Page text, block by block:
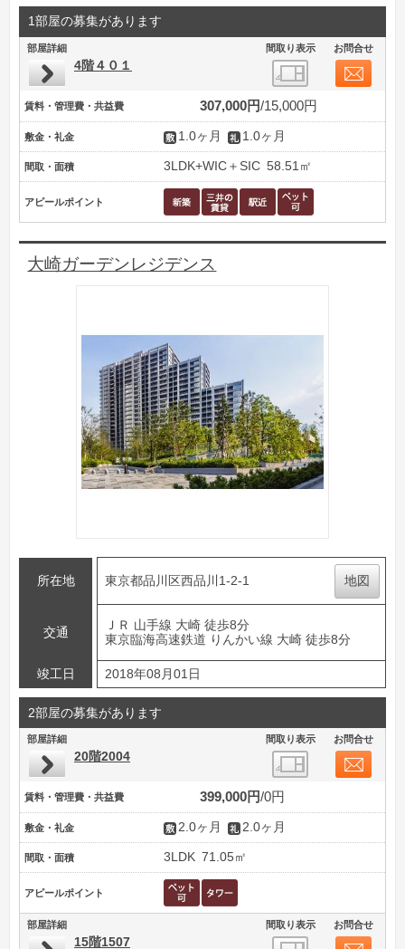
1部屋の募集があります
部屋詳細 間取り表示 お問合せ
4階４０１
賃料・管理費・共益費 307,000円 15,000円
敷金・礼金 1.0ヶ月 1.0ヶ月
間取・面積 3LDK+WIC＋SIC 58.51㎡
アピールポイント
大崎ガーデンレジデンス
所在地 東京都品川区西品川1-2-1 地図
交通
ＪＲ 山手線 大崎 徒歩8分
東京臨海高速鉄道 りんかい線 大崎 徒歩8分
竣工日 2018年08月01日
2部屋の募集があります
部屋詳細 間取り表示 お問合せ
20階2004
賃料・管理費・共益費 399,000円 0円
敷金・礼金 2.0ヶ月 2.0ヶ月
間取・面積 3LDK 71.05㎡
アピールポイント
部屋詳細 間取り表示 お問合せ
15階1507